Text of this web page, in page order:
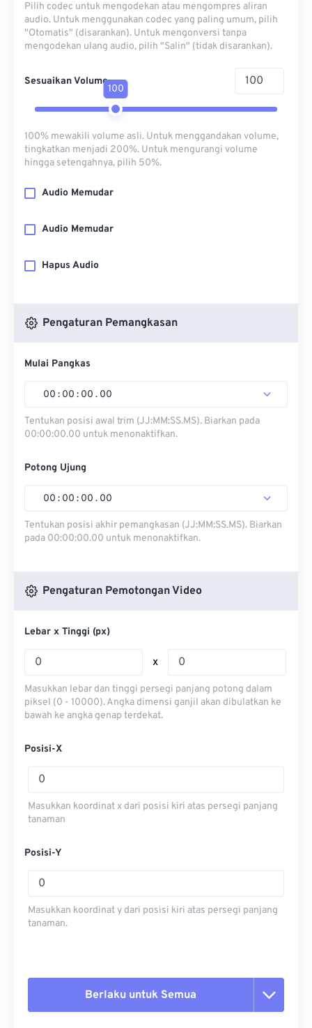
Pilih codec untuk mengodekan atau mengompres aliran
audio. Untuk menggunakan codec yang paling umum, pilih
"Otomatis" (disarankan). Untuk mengonversi tanpa
mengodekan ulang audio, pilih "Salin" (tidak disarankan).
Sesuaikan Volume
100
100% mewakili volume asli. Untuk menggandakan volume,
tingkatkan menjadi 200%. Untuk mengurangi volume
hingga setengahnya, pilih 50%.
Audio Memudar
Audio Memudar
Hapus Audio
Pengaturan Pemangkasan
Mulai Pangkas
00 : 00 : 00 . 00
Tentukan posisi awal trim (JJ:MM:SS.MS). Biarkan pada
00:00:00.00 untuk menonaktifkan.
Potong Ujung
00 : 00 : 00 . 00
Tentukan posisi akhir pemangkasan (JJ:MM:SS.MS). Biarkan
pada 00:00:00.00 untuk menonaktifkan.
Pengaturan Pemotongan Video
Lebar x Tinggi (px)
x
Masukkan lebar dan tinggi persegi panjang potong dalam
piksel (0 - 10000). Angka dimensi ganjil akan dibulatkan ke
bawah ke angka genap terdekat.
Posisi-X
Masukkan koordinat x dari posisi kiri atas persegi panjang
tanaman
Posisi-Y
Masukkan koordinat y dari posisi kiri atas persegi panjang
tanaman.
Berlaku untuk Semua